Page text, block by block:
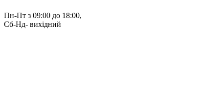
Пн-Пт з 09:00 до 18:00,
Сб-Нд- вихідний